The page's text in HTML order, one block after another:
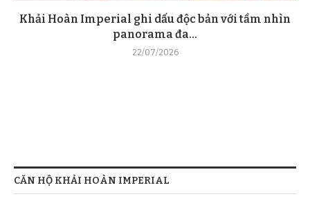
Khải Hoàn Imperial ghi dấu độc bản với tầm nhìn
panorama đa...
22/07/2026
CĂN HỘ KHẢI HOÀN IMPERIAL